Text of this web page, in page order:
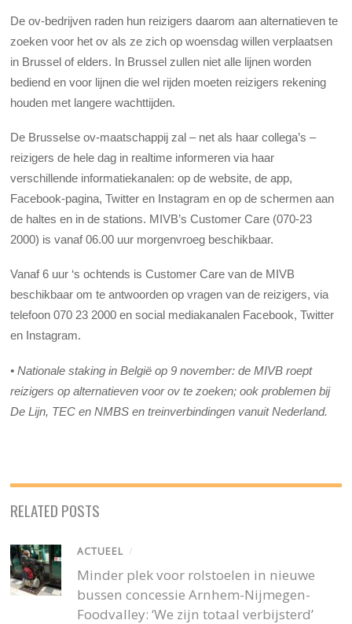
De ov-bedrijven raden hun reizigers daarom aan alternatieven te
zoeken voor het ov als ze zich op woensdag willen verplaatsen
in Brussel of elders. In Brussel zullen niet alle lijnen worden
bediend en voor lijnen die wel rijden moeten reizigers rekening
houden met langere wachttijden.
De Brusselse ov-maatschappij zal – net als haar collega’s –
reizigers de hele dag in realtime informeren via haar
verschillende informatiekanalen: op de website, de app,
Facebook-pagina, Twitter en Instagram en op de schermen aan
de haltes en in de stations. MIVB’s Customer Care (070-23
2000) is vanaf 06.00 uur morgenvroeg beschikbaar.
Vanaf 6 uur ‘s ochtends is Customer Care van de MIVB
beschikbaar om te antwoorden op vragen van de reizigers, via
telefoon 070 23 2000 en social mediakanalen Facebook, Twitter
en Instagram.
•Nationale staking in België op 9 november: de MIVB roept
reizigers op alternatieven voor ov te zoeken; ook problemen bij
De Lijn, TEC en NMBS en treinverbindingen vanuit Nederland.
RELATED POSTS
ACTUEEL /
Minder plek voor rolstoelen in nieuwe
bussen concessie Arnhem-Nijmegen-
Foodvalley: ‘We zijn totaal verbijsterd’